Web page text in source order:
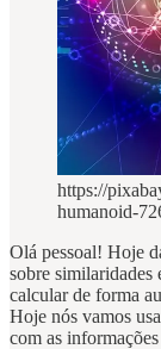
https://
humanoid-
Olá pessoal! Hoje
sobre
calcular de forma
Hoje nós vamos
com as